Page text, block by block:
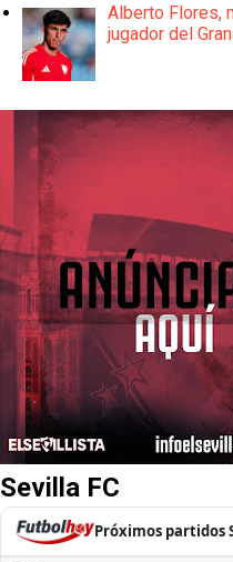
Alberto Flores,
jugador del
Sevilla FC